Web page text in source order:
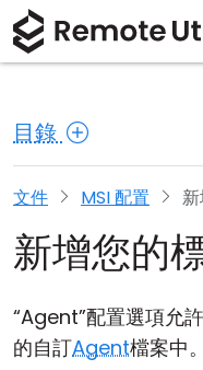
目錄
文件 MSI 配置
新增您的
“Agent”配置選項允
的自訂Agent檔案中。
產
安全性
螢幕截圖
版本說明
連接模式
無人值守訪問
解決
製造與零售
醫療保健
教育與政府
資訊技術
下
macOS
Linux
iOS/Android
購
許可證助手
升級您的許可證
支
文檔
知識庫
關
新聞稿
寫評論